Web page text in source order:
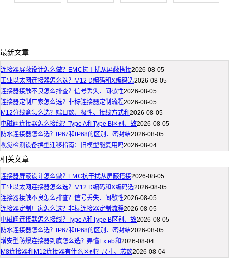
最新文章
连接器屏蔽设计怎么做？EMC抗干扰从屏蔽搭接2026-08-05
工业以太网连接器怎么选？M12 D编码和X编码选2026-08-05
连接器接触不良怎么排查？信号丢失、间歇性2026-08-05
连接器定制厂家怎么选？非标连接器定制流程2026-08-05
M12分线盒怎么选？端口数、极性、接线方式和2026-08-05
电磁阀连接器怎么接线？Type A和Type B区别、故2026-08-05
防水连接器怎么选？IP67和IP68的区别、密封结2026-08-05
视觉检测设备换型迁移指南：旧模型能复用吗2026-08-04
相关文章
连接器屏蔽设计怎么做？EMC抗干扰从屏蔽搭接2026-08-05
工业以太网连接器怎么选？M12 D编码和X编码选2026-08-05
连接器接触不良怎么排查？信号丢失、间歇性2026-08-05
连接器定制厂家怎么选？非标连接器定制流程2026-08-05
电磁阀连接器怎么接线？Type A和Type B区别、故2026-08-05
防水连接器怎么选？IP67和IP68的区别、密封结2026-08-05
增安型防爆连接器到底怎么选？弄懂Ex eb和2026-08-04
M8连接器和M12连接器有什么区别？尺寸、芯数2026-08-04